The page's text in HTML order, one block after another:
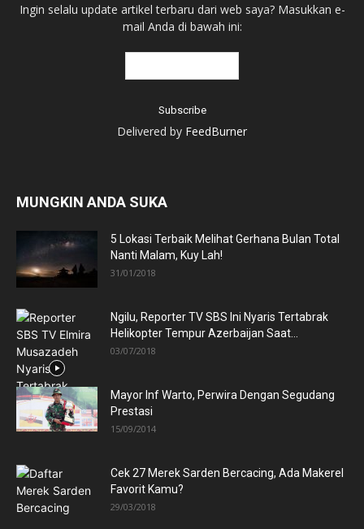
Ingin selalu update artikel terbaru dari web saya? Masukkan e-
mail Anda di bawah ini:
Delivered by FeedBurner
MUNGKIN ANDA SUKA
5 Lokasi Terbaik Melihat Gerhana Bulan Total
Nanti Malam, Kuy Lah!
31/01/2018
Ngilu, Reporter TV SBS Ini Nyaris Tertabrak
Helikopter Tempur Azerbaijan Saat...
03/07/2018
Mayor Inf Warto, Perwira Dengan Segudang
Prestasi
15/09/2014
Cek 27 Merek Sarden Bercacing, Ada Makerel
Favorit Kamu?
29/03/2018